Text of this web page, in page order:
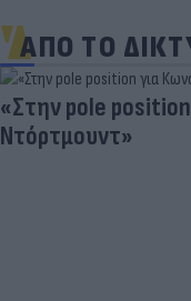
ΑΠΟ ΤΟ